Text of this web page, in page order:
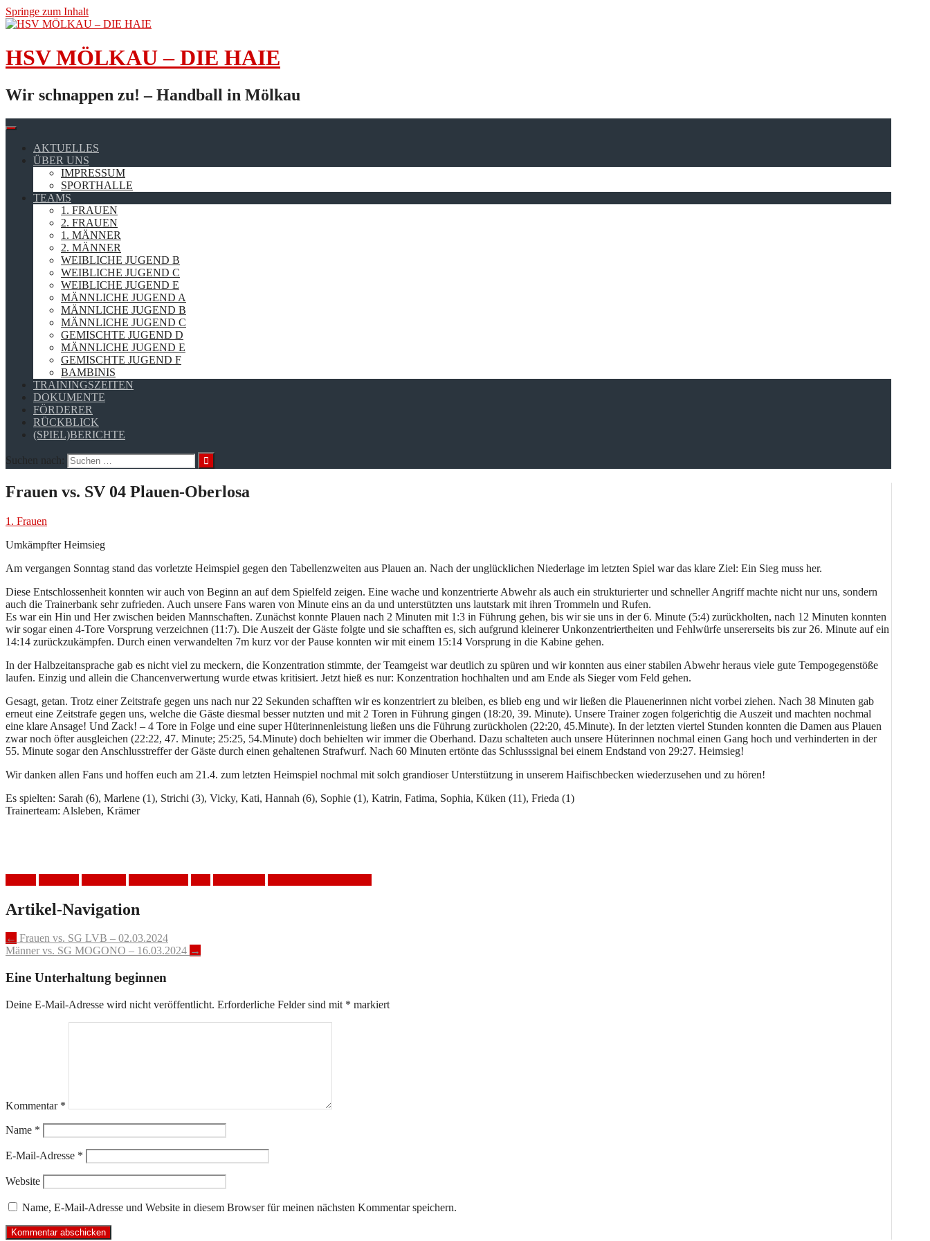
Springe zum Inhalt
HSV MÖLKAU – DIE HAIE
Wir schnappen zu! – Handball in Mölkau
AKTUELLES
ÜBER UNS
IMPRESSUM
SPORTHALLE
TEAMS
1. FRAUEN
2. FRAUEN
1. MÄNNER
2. MÄNNER
WEIBLICHE JUGEND B
WEIBLICHE JUGEND C
WEIBLICHE JUGEND E
MÄNNLICHE JUGEND A
MÄNNLICHE JUGEND B
MÄNNLICHE JUGEND C
GEMISCHTE JUGEND D
MÄNNLICHE JUGEND E
GEMISCHTE JUGEND F
BAMBINIS
TRAININGSZEITEN
DOKUMENTE
FÖRDERER
RÜCKBLICK
(SPIEL)BERICHTE
Suchen nach:
Frauen vs. SV 04 Plauen-Oberlosa
1. Frauen
Umkämpfter Heimsieg
Am vergangen Sonntag stand das vorletzte Heimspiel gegen den Tabellenzweiten aus Plauen an. Nach der unglücklichen Niederlage im letzten Spiel war das klare Ziel: Ein Sieg muss her.
Diese Entschlossenheit konnten wir auch von Beginn an auf dem Spielfeld zeigen. Eine wache und konzentrierte Abwehr als auch ein strukturierter und schneller Angriff machte nicht nur uns, sondern
auch die Trainerbank sehr zufrieden. Auch unsere Fans waren von Minute eins an da und unterstützten uns lautstark mit ihren Trommeln und Rufen.
Es war ein Hin und Her zwischen beiden Mannschaften. Zunächst konnte Plauen nach 2 Minuten mit 1:3 in Führung gehen, bis wir sie uns in der 6. Minute (5:4) zurückholten, nach 12 Minuten konnten
wir sogar einen 4-Tore Vorsprung verzeichnen (11:7). Die Auszeit der Gäste folgte und sie schafften es, sich aufgrund kleinerer Unkonzentriertheiten und Fehlwürfe unsererseits bis zur 26. Minute auf ein
14:14 zurückzukämpfen. Durch einen verwandelten 7m kurz vor der Pause konnten wir mit einem 15:14 Vorsprung in die Kabine gehen.
In der Halbzeitansprache gab es nicht viel zu meckern, die Konzentration stimmte, der Teamgeist war deutlich zu spüren und wir konnten aus einer stabilen Abwehr heraus viele gute Tempogegenstöße
laufen. Einzig und allein die Chancenverwertung wurde etwas kritisiert. Jetzt hieß es nur: Konzentration hochhalten und am Ende als Sieger vom Feld gehen.
Gesagt, getan. Trotz einer Zeitstrafe gegen uns nach nur 22 Sekunden schafften wir es konzentriert zu bleiben, es blieb eng und wir ließen die Plauenerinnen nicht vorbei ziehen. Nach 38 Minuten gab
erneut eine Zeitstrafe gegen uns, welche die Gäste diesmal besser nutzten und mit 2 Toren in Führung gingen (18:20, 39. Minute). Unsere Trainer zogen folgerichtig die Auszeit und machten nochmal
eine klare Ansage! Und Zack! – 4 Tore in Folge und eine super Hüterinnenleistung ließen uns die Führung zurückholen (22:20, 45.Minute). In der letzten viertel Stunden konnten die Damen aus Plauen
zwar noch öfter ausgleichen (22:22, 47. Minute; 25:25, 54.Minute) doch behielten wir immer die Oberhand. Dazu schalteten auch unsere Hüterinnen nochmal einen Gang hoch und verhinderten in der
55. Minute sogar den Anschlusstreffer der Gäste durch einen gehaltenen Strafwurf. Nach 60 Minuten ertönte das Schlusssignal bei einem Endstand von 29:27. Heimsieg!
Wir danken allen Fans und hoffen euch am 21.4. zum letzten Heimspiel nochmal mit solch grandioser Unterstützung in unserem Haifischbecken wiederzusehen und zu hören!
Es spielten: Sarah (6), Marlene (1), Strichi (3), Vicky, Kati, Hannah (6), Sophie (1), Katrin, Fatima, Sophia, Küken (11), Frieda (1)
Trainerteam: Alsleben, Krämer
Artikel-Navigation
← Frauen vs. SG LVB – 02.03.2024
Männer vs. SG MOGONO – 16.03.2024 →
Eine Unterhaltung beginnen
Deine E-Mail-Adresse wird nicht veröffentlicht. Erforderliche Felder sind mit * markiert
Kommentar *
Name *
E-Mail-Adresse *
Website
Name, E-Mail-Adresse und Website in diesem Browser für meinen nächsten Kommentar speichern.